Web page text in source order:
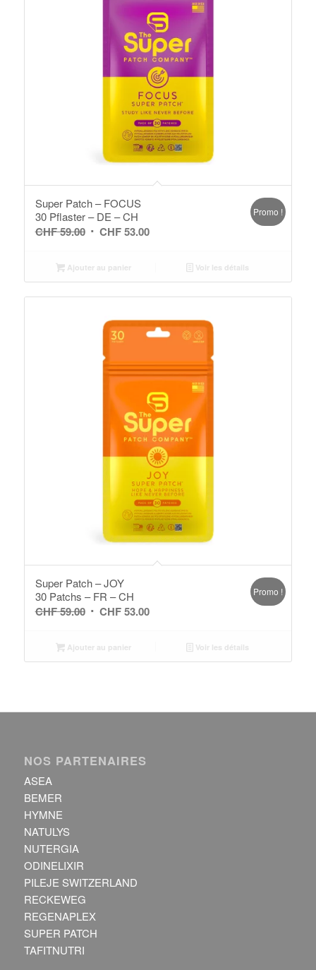
Super Patch – FOCUS
30 Pflaster – DE – CH
CHF59.00 Le
initial
était :
CHF 59.00.
CHF53.00Le
est :
CHF 53.00.
Promo !
Ajouter au panier Voir les détails
Super Patch – JOY
30 Patchs – FR – CH
CHF59.00 Le
initial
était :
CHF53.00Le
est :
Promo !
Ajouter au panier Voir les détails
NOS PARTENAIRES
ASEA
BEMER
HYMNE
NATULYS
NUTERGIA
ODINELIXIR
PILEJE SWITZERLAND
RECKEWEG
REGENAPLEX
SUPER PATCH
TAFITNUTRI